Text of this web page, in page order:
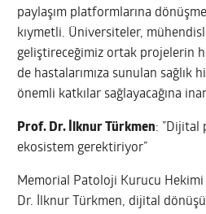
paylaşım platformlarına
kıymetli. Üniversiteler,
geliştireceğimiz ortak projelerin
de hastalarımıza sunulan sağlık
önemli katkılar sağlayacağına
Prof. Dr. İlknur Türkmen: ”Dijital
ekosistem gerektiriyor”
Memorial Patoloji Kurucu
Dr. İlknur Türkmen, dijital